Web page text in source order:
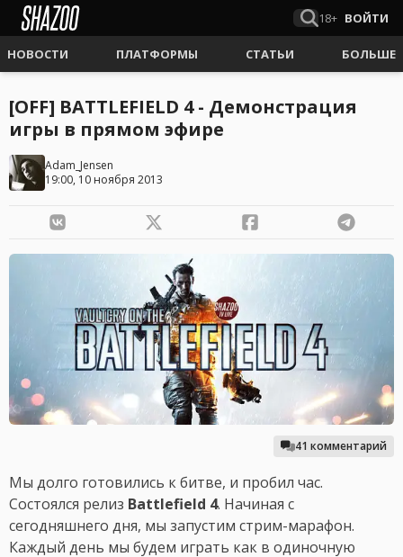
18+ ВОЙТИ
НОВОСТИ ПЛАТФОРМЫ СТАТЬИ БОЛЬШЕ
[OFF] BATTLEFIELD 4 - Демонстрация
игры в прямом эфире
Adam_Jensen
19:00, 10 ноября 2013
41 комментарий
Мы долго готовились к битве, и пробил час.
Состоялся релиз Battlefield 4. Начиная с
сегодняшнего дня, мы запустим стрим-марафон.
Каждый день мы будем играть как в одиночную